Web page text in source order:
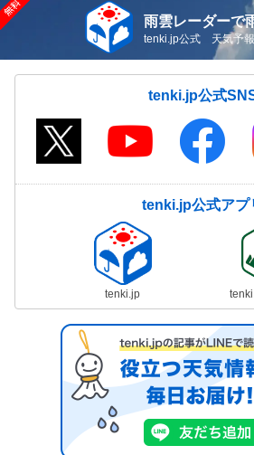
雨雲レーダーで
tenki.jp公式 天気予報
tenki.jp公式
tenki.jp公式アプ
tenki.jp